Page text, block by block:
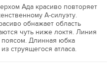
Ада красиво повторяет
А-силуэту.
обнажает область
чуть ниже локтя. Линия
Длинная юбка
струящегося атласа.